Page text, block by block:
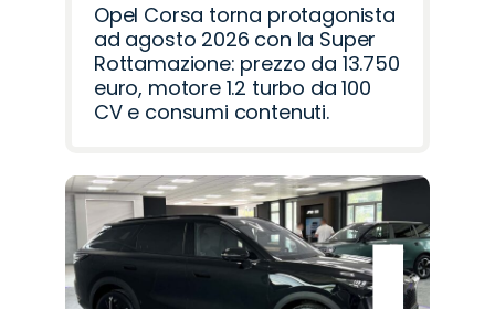
Opel Corsa torna protagonista
ad agosto 2026 con la Super
Rottamazione: prezzo da 13.750
euro, motore 1.2 turbo da 100
CV e consumi contenuti.